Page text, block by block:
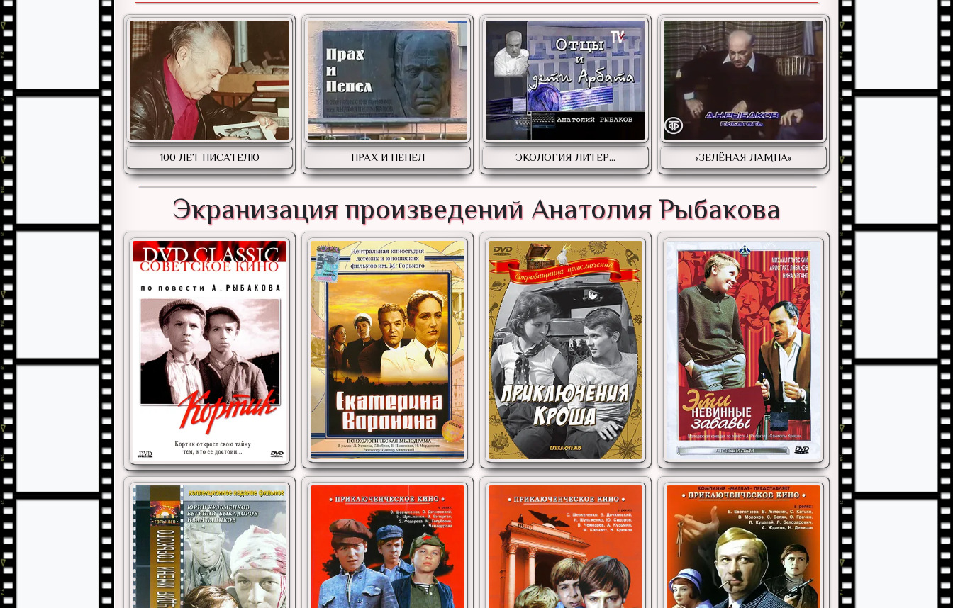
100 ЛЕТ ПИСАТЕЛЮ ПРАХ И ПЕПЕЛ ЭКОЛОГИЯ ЛИТЕР... «ЗЕЛЁНАЯ ЛАМПА»
Экранизация произведений Анатолия Рыбакова